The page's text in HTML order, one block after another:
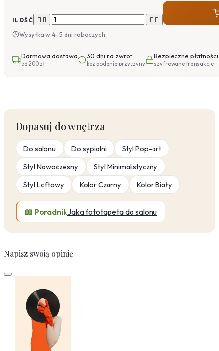
ILOŚĆ    
Wysyłka w 4–5 dni roboczych
Darmowa dostawa
od 200 zł
30 dni na zwrot
bez podania przyczyny
Bezpieczne płatności
szyfrowane transakcje
Dopasuj do wnętrza
Do salonu Do sypialni
Styl Pop-art
Styl Nowoczesny
Styl Minimalistyczny
Styl Loftowy
Kolor Czarny Kolor Biały
📖 PoradnikJaka fototapeta do salonu
Napisz swoją opinię